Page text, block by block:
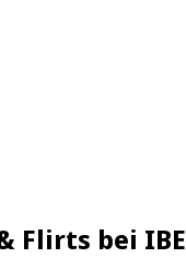
Flirts bei